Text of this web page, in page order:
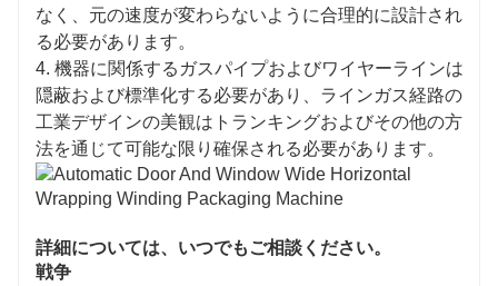
なく、元の速度が変わらないように合理的に設計され
る必要があります。
4. 機器に関係するガスパイプおよびワイヤーラインは
隠蔽および標準化する必要があり、ラインガス経路の
工業デザインの美観はトランキングおよびその他の方
法を通じて可能な限り確保される必要があります。
詳細については、いつでもご相談ください。
戦争